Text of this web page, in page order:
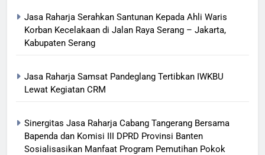
Jasa Raharja Serahkan Santunan Kepada Ahli Waris
Korban Kecelakaan di Jalan Raya Serang – Jakarta,
Kabupaten Serang
Jasa Raharja Samsat Pandeglang Tertibkan IWKBU
Lewat Kegiatan CRM
Sinergitas Jasa Raharja Cabang Tangerang Bersama
Bapenda dan Komisi III DPRD Provinsi Banten
Sosialisasikan Manfaat Program Pemutihan Pokok